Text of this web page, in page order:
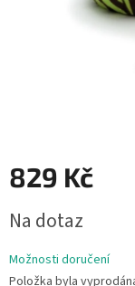
829 Kč
cena:
Na dotaz
Možnosti doručení
Položka byla